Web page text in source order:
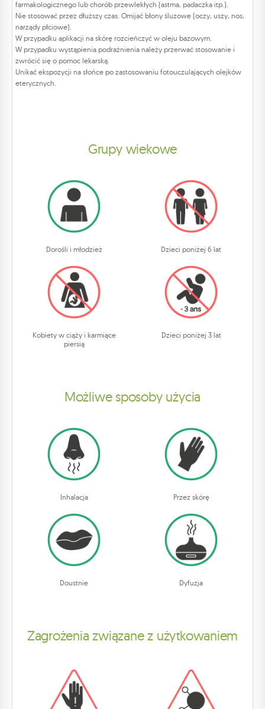
farmakologicznego lub chorób przewlekłych (astma, padaczka itp.).
Nie stosować przez dłuższy czas. Omijać błony śluzowe (oczy, uszy, nos,
narządy płciowe).
W przypadku aplikacji na skórę rozcieńczyć w oleju bazowym.
W przypadku wystąpienia podrażnienia należy przerwać stosowanie i
zwrócić się o pomoc lekarską.
Unikać ekspozycji na słońce po zastosowaniu fotouczulających olejków
eterycznych.
Grupy wiekowe
Dorośli i młodzież Dzieci poniżej 6 lat
Kobiety w ciąży i karmiące
piersią
Dzieci poniżej 3 lat
Możliwe sposoby użycia
Inhalacja Przez skórę
Doustnie Dyfuzja
Zagrożenia związane z użytkowaniem